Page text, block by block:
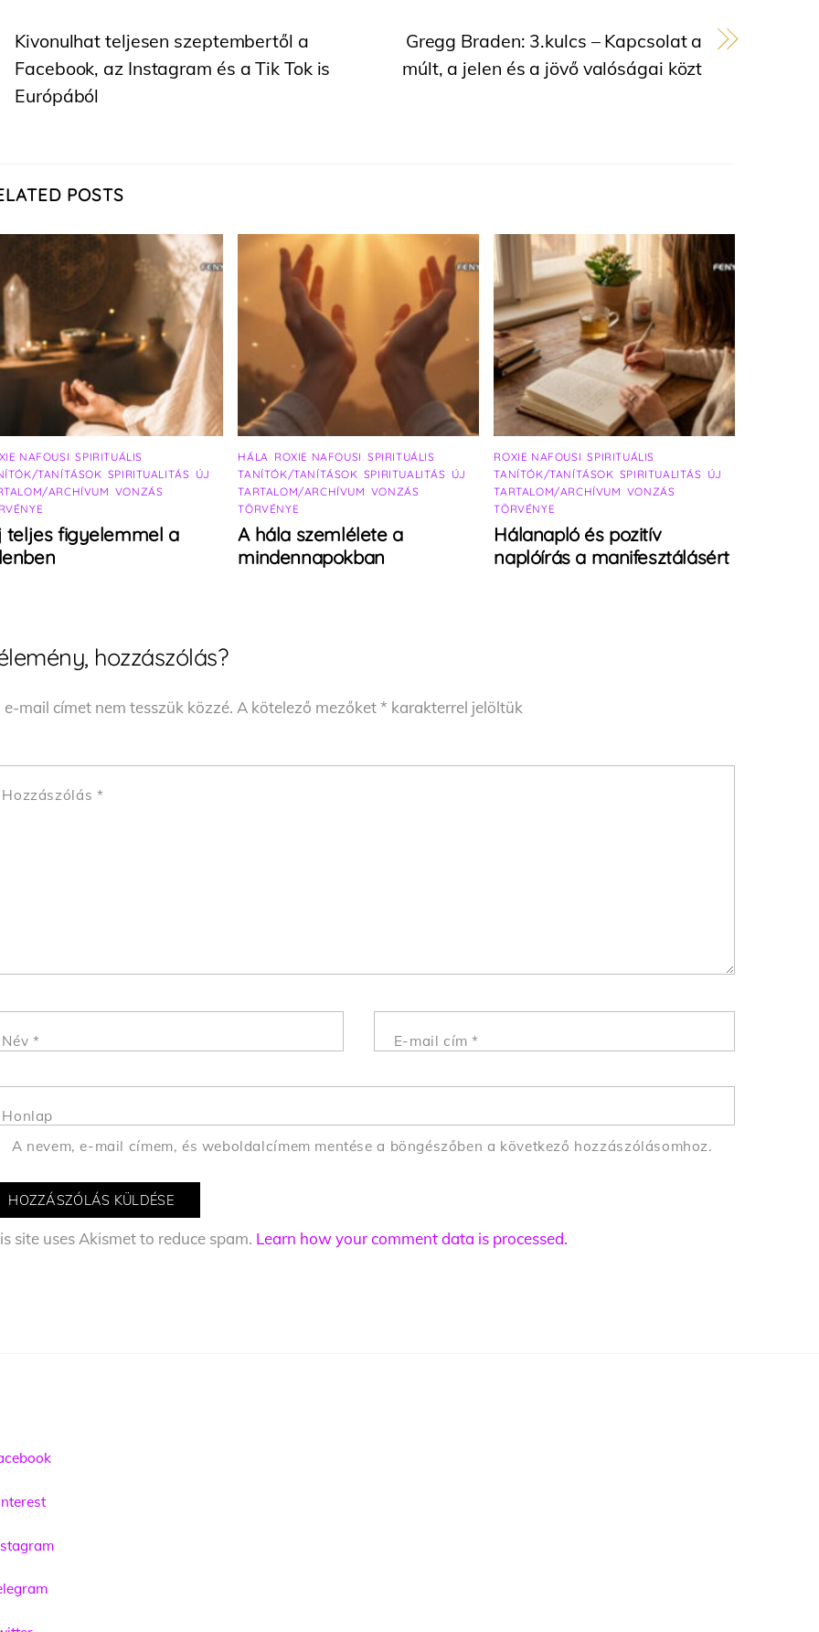
Kivonulhat teljesen szeptembertől a
Facebook, az Instagram és a Tik Tok is
Európából
Gregg Braden: 3.kulcs – Kapcsolat a
múlt, a jelen és a jövő valóságai közt
POSTS
NAFOUSI ,SPIRITUÁLIS
TANÍTÁSOK SPIRITUALITÁS ÚJ
ARCHÍVUM VONZÁS
teljes figyelemmel a
HÁLA ROXIE NAFOUSI SPIRITUÁLIS
TANÍTÓK/TANÍTÁSOK SPIRITUALITÁS ÚJ
TARTALOM/ARCHÍVUM VONZÁS
TÖRVÉNYE
A hála szemlélete a
mindennapokban
ROXIE NAFOUSI ,SPIRITUÁLIS
TANÍTÓK/TANÍTÁSOK SPIRITUALITÁS ÚJ
TARTALOM/ARCHÍVUM VONZÁS
TÖRVÉNYE
Hálanapló és pozitív
naplóírás a manifesztálásért
hozzászólás?
e-mail címet nem tesszük közzé. A kötelező mezőket* karakterrel jelöltük
Hozzászólás *
Név * E-mail cím*
Honlap
A nevem, e-mail címem, és weboldalcímem mentése a böngészőben a következő hozzászólásomhoz.
site uses Akismet to reduce spam. Learn how your comment data is processed.